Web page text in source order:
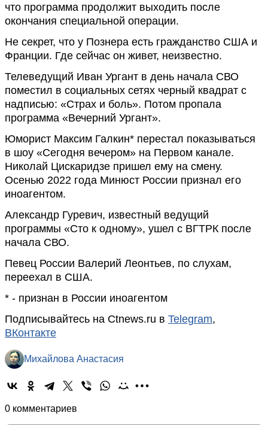
что программа продолжит выходить после
окончания специальной операции.
Не секрет, что у Познера есть гражданство США и
Франции. Где сейчас он живет, неизвестно.
Телеведущий Иван Ургант в день начала СВО
поместил в социальных сетях черный квадрат с
надписью: «Страх и боль». Потом пропала
программа «Вечерний Ургант».
Юморист Максим Галкин* перестал показываться
в шоу «Сегодня вечером» на Первом канале.
Николай Цискаридзе пришел ему на смену.
Осенью 2022 года Минюст России признал его
иноагентом.
Александр Гуревич, известный ведущий
программы «Сто к одному», ушел с ВГТРК после
начала СВО.
Певец России Валерий Леонтьев, по слухам,
переехал в США.
* - признан в России иноагентом
Подписывайтесь на Ctnews.ru в Telegram,
ВКонтакте
Михайлова Анастасия
0 комментариев